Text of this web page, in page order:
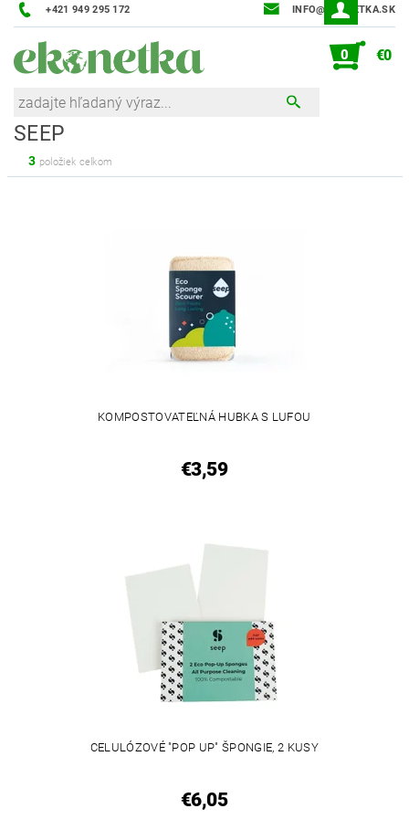
+421 949 295 172 INFO@EKONETKA.SK
0 €0
SEEP
3 položiek celkom
KOMPOSTOVATEĽNÁ HUBKA S LUFOU
€3,59
CELULÓZOVÉ "POP UP" ŠPONGIE, 2 KUSY
€6,05